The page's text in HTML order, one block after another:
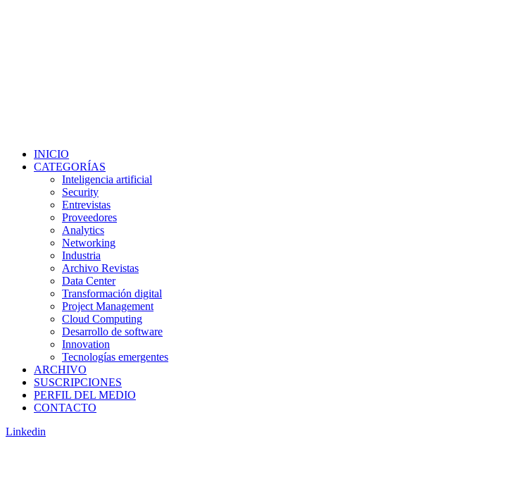
INICIO
CATEGORÍAS
Inteligencia artificial
Security
Entrevistas
Proveedores
Analytics
Networking
Industria
Archivo Revistas
Data Center
Transformación digital
Project Management
Cloud Computing
Desarrollo de software
Innovation
Tecnologías emergentes
ARCHIVO
SUSCRIPCIONES
PERFIL DEL MEDIO
CONTACTO
Linkedin